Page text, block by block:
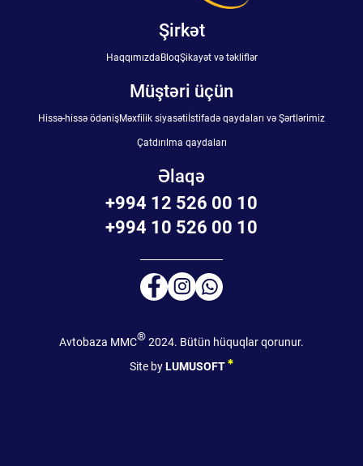
Şirkət
HaqqımızdaBloqŞikayət və təkliflər
Müştəri üçün
Hissə-hissə ödənişMəxfilik siyasətiİstifadə qaydaları və Şərtlərimiz
Çatdırılma qaydaları
Əlaqə
+994 12 526 00 10
+994 10 526 00 10
Avtobaza MMC®2024. Bütün hüquqlar qorunur.
Site byLUMUSOFT